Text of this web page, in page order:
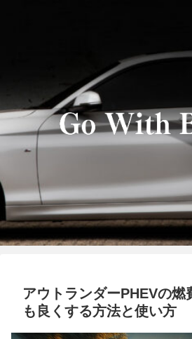
アウトランダーPHEVの燃
も良くする方法と使い方